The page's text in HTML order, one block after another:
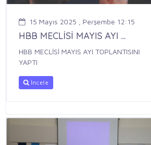
15 Mayıs 2025 , Perşembe 12:15
HBB MECLİSİ MAYIS AYI ...
HBB MECLİSİ MAYIS AYI TOPLANTISINI
YAPTI
İncele